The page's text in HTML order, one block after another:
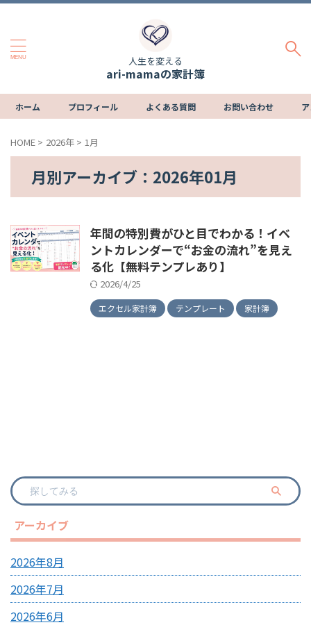
人生を変える
ari-mamaの家計簿
ホーム プロフィール よくある質問 お問い合わせ
HOME > 2026年 > 1月
月別アーカイブ：2026年01月
年間の特別費がひと目でわかる！イベ
ントカレンダーで“お金の流れ”を見え
る化【無料テンプレあり】
2026/4/25
エクセル家計簿 テンプレート 家計簿
アーカイブ
2026年8月
2026年7月
2026年6月